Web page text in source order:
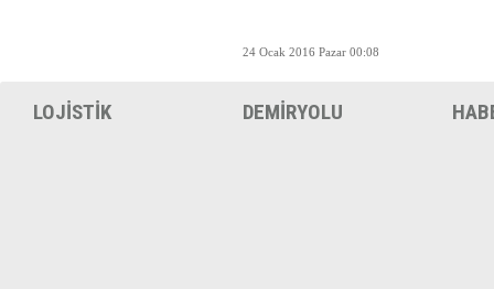
24 Ocak 2016 Pazar 00:08
LOJİSTİK DEMİRYOLU